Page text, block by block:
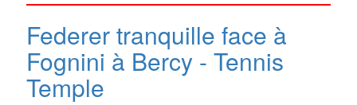
Federer tranquille face à
Fognini à Bercy - Tennis
Temple